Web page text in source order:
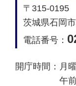
〒315-0195
茨城県石岡
電話番号：
開庁時間： 月
午